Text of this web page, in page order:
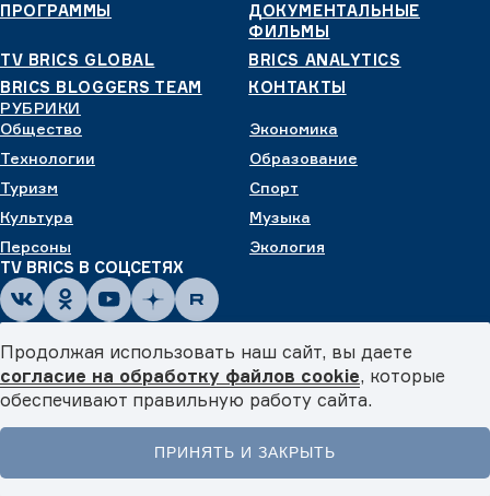
Главная Новости Видео Подкасты Меню
ПРОГРАММЫ
ДОКУМЕНТАЛЬНЫЕ
ФИЛЬМЫ
TV BRICS GLOBAL
BRICS ANALYTICS
BRICS BLOGGERS TEAM
КОНТАКТЫ
РУБРИКИ
Общество
Экономика
Технологии
Образование
Туризм
Спорт
Культура
Музыка
Персоны
Экология
TV BRICS В СОЦСЕТЯХ
Приложения TV BRICS
Мы ценим ваше мнение и будем рады любым отзывам!
© СМИ сетевое издание ТВ БРИКС / TV BRICS. Свидетельство
Продолжая использовать наш сайт, вы даете
согласие на обработку файлов cookie, которые
обеспечивают правильную работу сайта.
ПРИНЯТЬ И ЗАКРЫТЬ